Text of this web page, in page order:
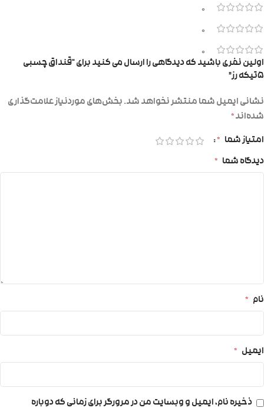
0
0
0
اولین نفری باشید که دیدگاهی را ارسال می کنید برای “قنداق چسبی
۵تیکه رز”
نشانی ایمیل شما منتشر نخواهد شد.بخش‌های موردنیاز علامت‌گذاری
شده‌اند*
امتیاز شما *
دیدگاه شما *
نام *
ایمیل *
ذخیره نام، ایمیل و وبسایت من در مرورگر برای زمانی که دوباره